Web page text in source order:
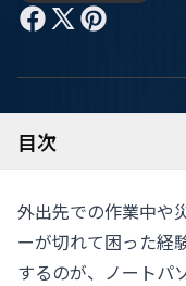
目次
外出先での作業中や
ーが切れて困った経
するのが、ノートパ